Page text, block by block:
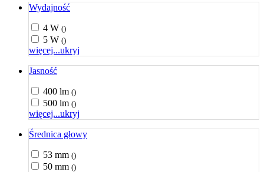
Wydajność
4 W ()
5 W ()
więcej...ukryj
Jasność
400 lm ()
500 lm ()
więcej...ukryj
Średnica głowy
53 mm ()
50 mm ()